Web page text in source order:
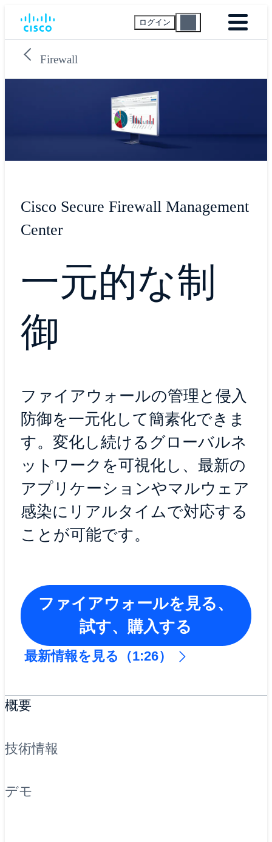
ログイン
Firewall
Cisco Secure Firewall Management
Center
一元的な制
御
ファイアウォールの管理と侵入
防御を一元化して簡素化できま
す。変化し続けるグローバルネ
ットワークを可視化し、最新の
アプリケーションやマルウェア
感染にリアルタイムで対応する
ことが可能です。
ファイアウォールを見る、
試す、購入する
最新情報を見る（1:26）
概要
技術情報
デモ